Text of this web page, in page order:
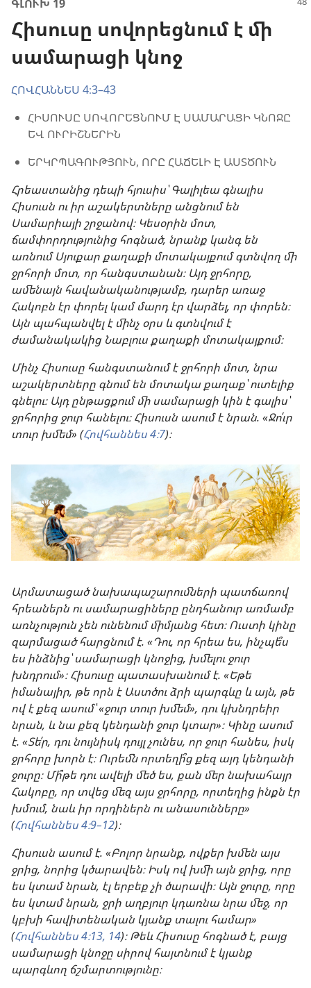
ԳԼՈՒԽ 19
Հիսուսը սովորեցնում է մի
սամարացի կնոջ
ՀՈՎՀԱՆՆԵՍ 4։3–43
ՀԻՍՈՒՍԸ ՍՈՎՈՐԵՑՆՈՒՄ Է ՍԱՄԱՐԱՑԻ ԿՆՈՋԸ
ԵՎ ՈՒՐԻՇՆԵՐԻՆ
ԵՐԿՐՊԱԳՈՒԹՅՈՒՆ, ՈՐԸ ՀԱՃԵԼԻ Է ԱՍՏԾՈՒՆ
Հրեաստանից դեպի հյուսիս՝ Գալիլեա գնալիս
Հիսուսն ու իր աշակերտները անցնում են
Սամարիայի շրջանով։ Կեսօրին մոտ,
ճամփորդությունից հոգնած, նրանք կանգ են
առնում Սյուքար քաղաքի մոտակայքում գտնվող մի
ջրհորի մոտ, որ հանգստանան։ Այդ ջրհորը,
ամենայն հավանականությամբ, դարեր առաջ
Հակոբն էր փորել կամ մարդ էր վարձել, որ փորեն։
Այն պահպանվել է մինչ օրս և գտնվում է
ժամանակակից Նաբլուս քաղաքի մոտակայքում։
Մինչ Հիսուսը հանգստանում է ջրհորի մոտ, նրա
աշակերտները գնում են մոտակա քաղաք՝ ուտելիք
գնելու։ Այդ ընթացքում մի սամարացի կին է գալիս՝
ջրհորից ջուր հանելու։ Հիսուսն ասում է նրան. «Ջո՛ւր
տուր խմեմ» (Հովհաննես 4։7)։
Արմատացած նախապաշարումների պատճառով
հրեաներն ու սամարացիները ընդհանուր առմամբ
առնչություն չեն ունենում միմյանց հետ։ Ուստի կինը
զարմացած հարցնում է. «Դու, որ հրեա ես, ինչպե՞ս
ես ինձնից՝ սամարացի կնոջից, խմելու ջուր
խնդրում»։ Հիսուսը պատասխանում է. «Եթե
իմանայիր, թե որն է Աստծու ձրի պարգևը և այն, թե
ով է քեզ ասում՝ «ջուր տուր խմեմ», դու կխնդրեիր
նրան, և նա քեզ կենդանի ջուր կտար»։ Կինը ասում
է. «Տե՛ր, դու նույնիսկ դույլ չունես, որ ջուր հանես, իսկ
ջրհորը խորն է։ Ուրեմն որտեղի՞ց քեզ այդ կենդանի
ջուրը։ Մի՞թե դու ավելի մեծ ես, քան մեր նախահայր
Հակոբը, որ տվեց մեզ այս ջրհորը, որտեղից ինքն էր
խմում, նաև իր որդիներն ու անասունները»
(Հովհաննես 4։9–12)։
Հիսուսն ասում է. «Բոլոր նրանք, ովքեր խմեն այս
ջրից, նորից կծարավեն։ Իսկ ով խմի այն ջրից, որը
ես կտամ նրան, էլ երբեք չի ծարավի։ Այն ջուրը, որը
ես կտամ նրան, ջրի աղբյուր կդառնա նրա մեջ, որ
կբխի հավիտենական կյանք տալու համար»
(Հովհաննես 4։13, 14)։ Թեև Հիսուսը հոգնած է, բայց
սամարացի կնոջը սիրով հայտնում է կյանք
պարգևող ճշմարտությունը։